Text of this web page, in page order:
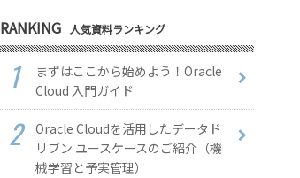
RANKING 人気資料ランキング
まずはここから始めよう！Oracle
Cloud 入門ガイド
Oracle Cloudを活用したデータド
リブン ユースケースのご紹介（機
械学習と予実管理）